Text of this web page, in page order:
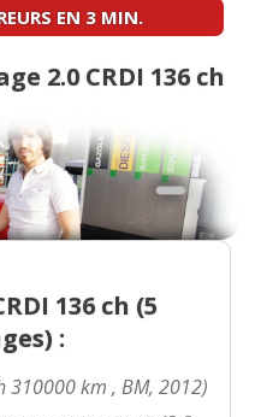
- 2012 - ACTIVE 4WD (
ch année 12/2011 active
)
Active 2WD 04/2012,
)
GT Line, boite
(0 )
EN 3 MIN.
2.0 CRDI 136 ch
136 ch (5
:
310000 km , BM, 2012)